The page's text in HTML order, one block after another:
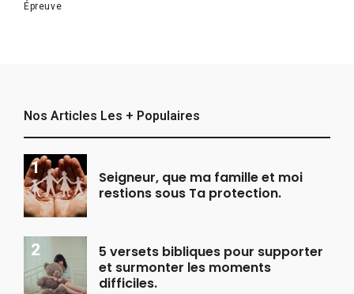
Épreuve
Nos Articles Les + Populaires
Seigneur, que ma famille et moi
restions sous Ta protection.
5 versets bibliques pour supporter
et surmonter les moments
difficiles.